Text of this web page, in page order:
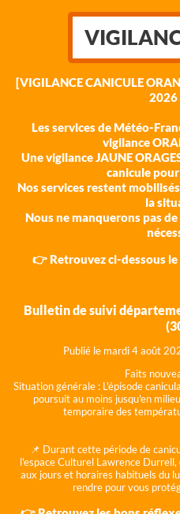
[VIGILANCE CANICULE
2026
Les services de Météo-
vigilance
Une vigilance JAUNE
canicule
Nos services restent
la
Nous ne manquerons pas
👉 Retrouvez ci-dessous
Bulletin de suivi
Publié le mardi 4 août
Faits
Situation générale : L'épisode
poursuit au moins jusqu'en
temporaire des
📌 Durant cette période de
l'espace Culturel Lawrence
aux jours et horaires habituels du
rendre pour vous